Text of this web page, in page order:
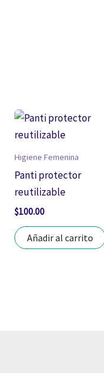
Higiene Femenina
Panti protector
reutilizable
$100.00
Añadir al carrito